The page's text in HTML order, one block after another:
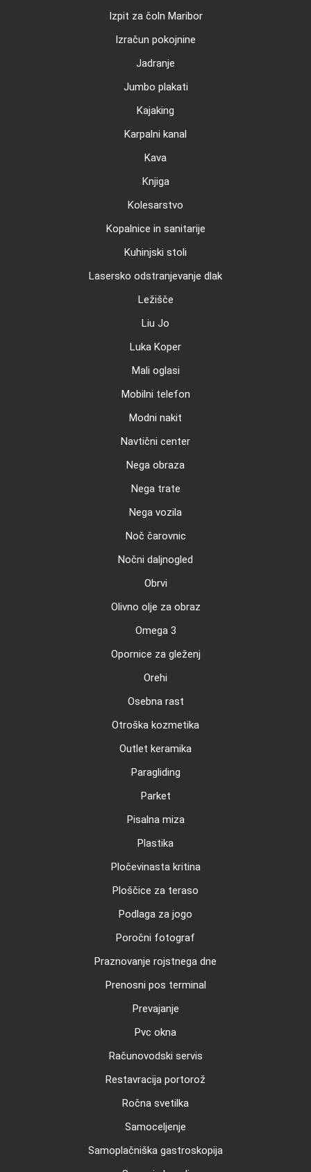
Izpit za čoln Maribor
Izračun pokojnine
Jadranje
Jumbo plakati
Kajaking
Karpalni kanal
Kava
Knjiga
Kolesarstvo
Kopalnice in sanitarije
Kuhinjski stoli
Lasersko odstranjevanje dlak
Ležišče
Liu Jo
Luka Koper
Mali oglasi
Mobilni telefon
Modni nakit
Navtični center
Nega obraza
Nega trate
Nega vozila
Noč čarovnic
Nočni daljnogled
Obrvi
Olivno olje za obraz
Omega 3
Opornice za gleženj
Orehi
Osebna rast
Otroška kozmetika
Outlet keramika
Paragliding
Parket
Pisalna miza
Plastika
Pločevinasta kritina
Ploščice za teraso
Podlaga za jogo
Poročni fotograf
Praznovanje rojstnega dne
Prenosni pos terminal
Prevajanje
Pvc okna
Računovodski servis
Restavracija portorož
Ročna svetilka
Samoceljenje
Samoplačniška gastroskopija